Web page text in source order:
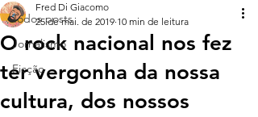
Todos posts
Jornalismo
Ficção
O rock nacional nos fez
ter vergonha da nossa
cultura, dos nossos
Fred Di Giacomo
25 de mai. de 2019 10 min de leitura